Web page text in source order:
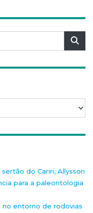
do Cariri, Allysson
para a paleontologia
no entorno de rodovias